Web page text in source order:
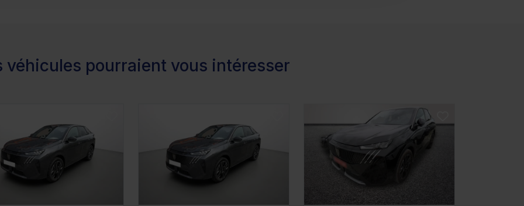
véhicules pourraient vous intéresser